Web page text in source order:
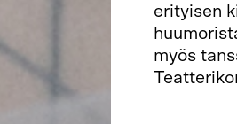
erityisen
myös